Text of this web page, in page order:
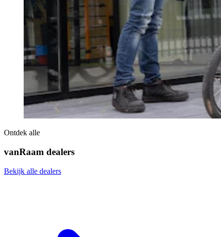
Ontdek alle
vanRaam dealers
Bekijk alle dealers